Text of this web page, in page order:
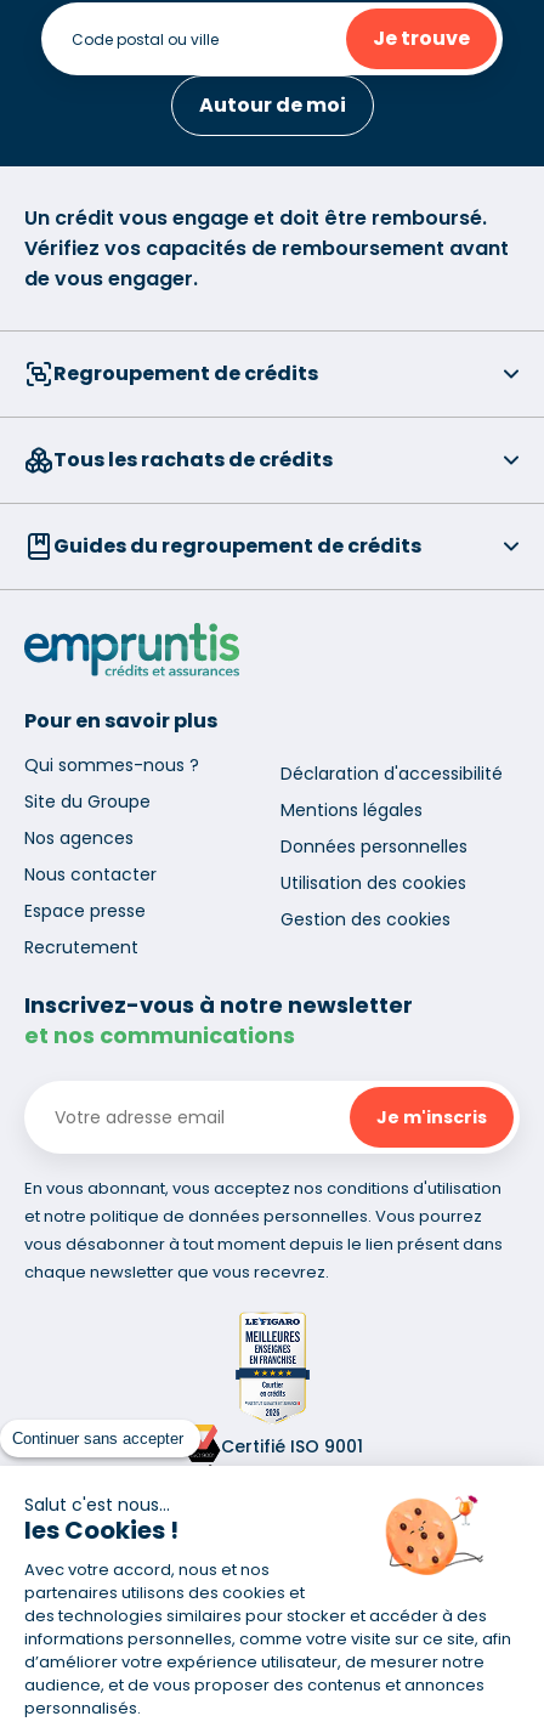
Continuer sans accepter
Salut c'est nous...
les Cookies !
Avec votre accord, nous et nos
partenaires utilisons des cookies et
des technologies similaires pour stocker et accéder à des
informations personnelles, comme votre visite sur ce site, afin
d’améliorer votre expérience utilisateur, de mesurer notre
audience, et de vous proposer des contenus et annonces
personnalisés.
Je trouve
Autour de moi
Un crédit vous engage et doit être remboursé.
Vérifiez vos capacités de remboursement avant
de vous engager.
Regroupement de crédits
Tous les rachats de crédits
Guides du regroupement de crédits
Pour en savoir plus
Qui sommes-nous ?
Site du Groupe
Nos agences
Nous contacter
Espace presse
Recrutement
Déclaration d'accessibilité
Mentions légales
Données personnelles
Utilisation des cookies
Gestion des cookies
Inscrivez-vous à notre newsletter
et nos communications
En vous abonnant, vous acceptez nos conditions d'utilisation
et notre politique de données personnelles. Vous pourrez
vous désabonner à tout moment depuis le lien présent dans
chaque newsletter que vous recevrez.
Certifié ISO 9001
(1) Taux fixe national hors assurance et selon votre profil
(2) Économie de 65 % pour l'assurance d'un prêt amortissable de 330
457,23 € à 0,90 % sur 19,5 ans, accordé à un salarié non cadre assuré à
100 % (décès, PTIA, IPP, ITT, IPP) âgé de 36 ans fumeur et une personne